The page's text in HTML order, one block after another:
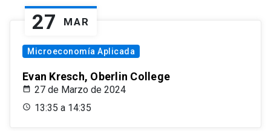
27 MAR
Microeconomía Aplicada
Evan Kresch, Oberlin College
27 de Marzo de 2024
13:35 a 14:35